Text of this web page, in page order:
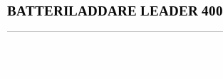
BATTERILADDARE LEADER 400